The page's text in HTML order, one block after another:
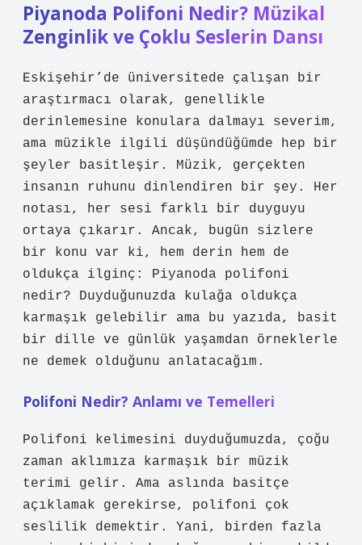
Piyanoda Polifoni Nedir? Müzikal
Zenginlik ve Çoklu Seslerin Dansı
Eskişehir’de üniversitede çalışan bir
araştırmacı olarak, genellikle
derinlemesine konulara dalmayı severim,
ama müzikle ilgili düşündüğümde hep bir
şeyler basitleşir. Müzik, gerçekten
insanın ruhunu dinlendiren bir şey. Her
notası, her sesi farklı bir duyguyu
ortaya çıkarır. Ancak, bugün sizlere
bir konu var ki, hem derin hem de
oldukça ilginç: Piyanoda polifoni
nedir? Duyduğunuzda kulağa oldukça
karmaşık gelebilir ama bu yazıda, basit
bir dille ve günlük yaşamdan örneklerle
ne demek olduğunu anlatacağım.
Polifoni Nedir? Anlamı ve Temelleri
Polifoni kelimesini duyduğumuzda, çoğu
zaman aklımıza karmaşık bir müzik
terimi gelir. Ama aslında basitçe
açıklamak gerekirse, polifoni çok
seslilik demektir. Yani, birden fazla